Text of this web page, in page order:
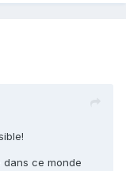
ce monde